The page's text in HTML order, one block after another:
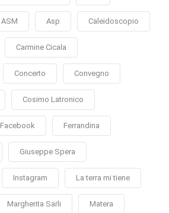
ASM Asp Caleidoscopio
Carmine Cicala
Concerto Convegno
Cosimo Latronico
Facebook Ferrandina
Giuseppe Spera
Instagram La terra mi tiene
Margherita Sarli Matera